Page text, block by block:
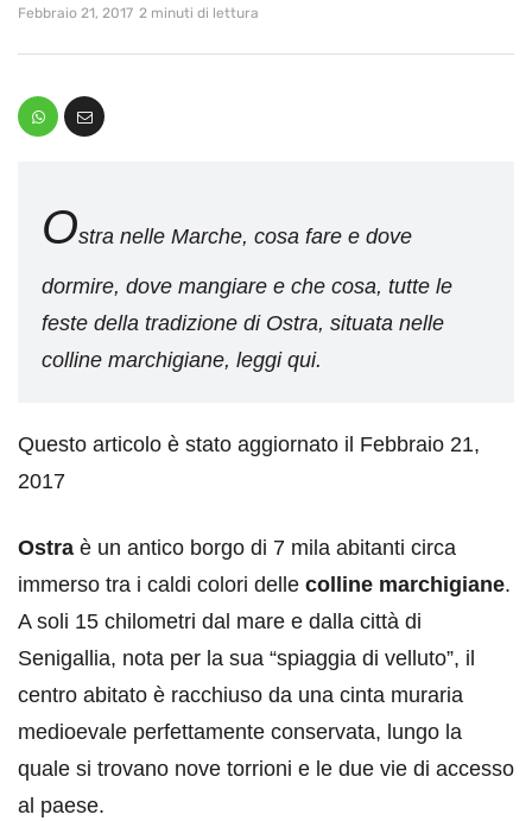
Febbraio 21, 2017 2 minuti di lettura
Ostra nelle Marche, cosa fare e dove
dormire, dove mangiare e che cosa, tutte le
feste della tradizione di Ostra, situata nelle
colline marchigiane, leggi qui.
Questo articolo è stato aggiornato il Febbraio 21,
2017
Ostra è un antico borgo di 7 mila abitanti circa
immerso tra i caldi colori delle colline marchigiane.
A soli 15 chilometri dal mare e dalla città di
Senigallia, nota per la sua “spiaggia di velluto”, il
centro abitato è racchiuso da una cinta muraria
medioevale perfettamente conservata, lungo la
quale si trovano nove torrioni e le due vie di accesso
al paese.